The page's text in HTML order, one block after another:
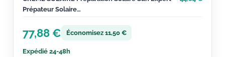
Prépateur Solaire…
77,88 € Économisez 11,50 €
Expédié 24-48h